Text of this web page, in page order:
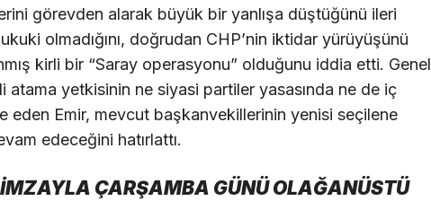
görevden alarak büyük bir yanlışa düştüğünü ileri
olmadığını, doğrudan CHP’nin iktidar yürüyüşünü
kirli bir “Saray operasyonu” olduğunu iddia etti. Genel
atama yetkisinin ne siyasi partiler yasasında ne de iç
eden Emir, mevcut başkanvekillerinin yenisi seçilene
edeceğini hatırlattı.
ÇARŞAMBA GÜNÜ OLAĞANÜSTÜ